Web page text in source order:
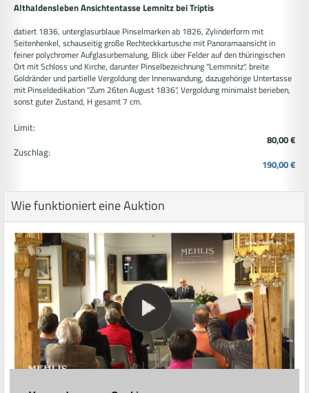
Althaldensleben Ansichtentasse Lemnitz bei Triptis
datiert 1836, unterglasurblaue Pinselmarken ab 1826, Zylinderform mit
Seitenhenkel, schauseitig große Rechteckkartusche mit Panoramaansicht in
feiner polychromer Aufglasurbemalung, Blick über Felder auf den thüringischen
Ort mit Schloss und Kirche, darunter Pinselbezeichnung "Lemmnitz", breite
Goldränder und partielle Vergoldung der Innenwandung, dazugehörige Untertasse
mit Pinseldedikation "Zum 26ten August 1836", Vergoldung minimalst berieben,
sonst guter Zustand, H gesamt 7 cm.
Limit:
80,00 €
Zuschlag:
190,00 €
Wie funktioniert eine Auktion